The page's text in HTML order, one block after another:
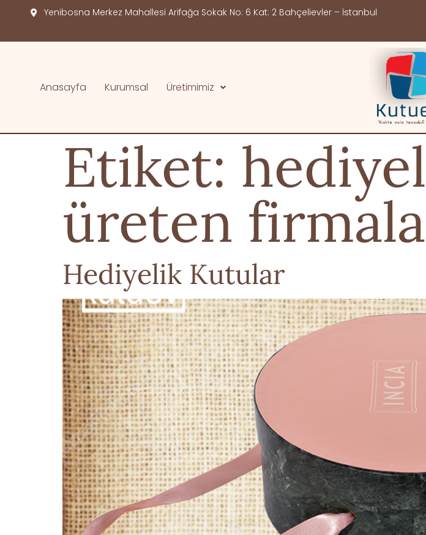
Yenibosna Merkez Mahallesi Arifağa Sokak No: 6 Kat: 2 Bahçelievler – İstanbul
Anasayfa Kurumsal Üretimimiz
Etiket:
üreten
Hediyelik Kutular